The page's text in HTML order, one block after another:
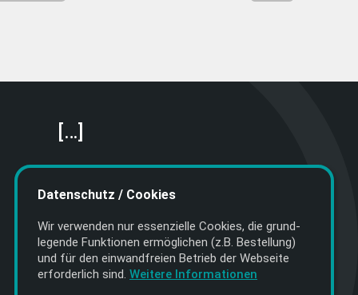
[…]
Featured Artists
About getyourmusic
Datenschutz / Cookies
Wir verwenden nur essenzielle Cookies, die grund­
legende Funktionen ermöglichen (z.B. Bestellung)
und für den einwand­freien Betrieb der Webseite
erforderlich sind. Weitere Informationen